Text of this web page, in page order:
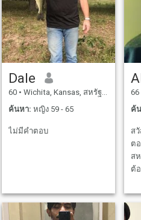
Dale
60 • Wichita, Kansas, สหรัฐอเมริกา
ค้นหา: หญิง 59 - 65
ไม่มีคำตอบ
66
ค้
ส
ต
ส
ต้
ส